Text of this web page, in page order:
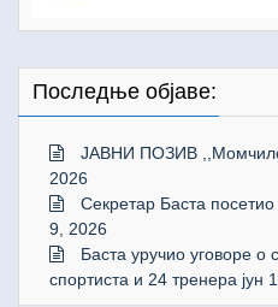
Последње објаве:
ЈАВНИ ПОЗИВ
2026
Секретар Баста
9, 2026
Баста уручио уговоре
спортиста и 24 тренера јун